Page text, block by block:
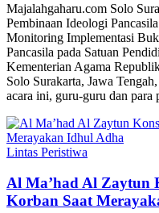
Majalahgaharu.com Solo
Pembinaan Ideologi
Monitoring Implementasi
Pancasila pada Satuan
Kementerian Agama
Solo Surakarta, Jawa
acara ini, guru-guru dan
Lintas Peristiwa
Al Ma’had Al Zaytun
Korban Saat